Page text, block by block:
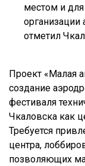
местом и
организации
отметил
Проект «Малая
создание
фестиваля
Чкаловска как
Требуется
центра,
позволяющих